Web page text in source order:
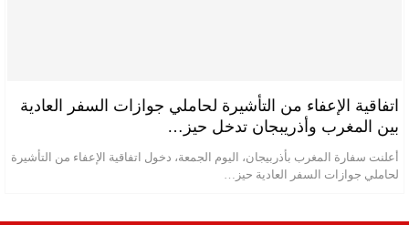
اتفاقية الإعفاء من التأشيرة لحاملي جوازات السفر العادية
بين المغرب وأذريبجان تدخل حيز…
أعلنت سفارة المغرب بأذربيجان، اليوم الجمعة، دخول اتفاقية الإعفاء من التأشيرة
لحاملي جوازات السفر العادية حيز…